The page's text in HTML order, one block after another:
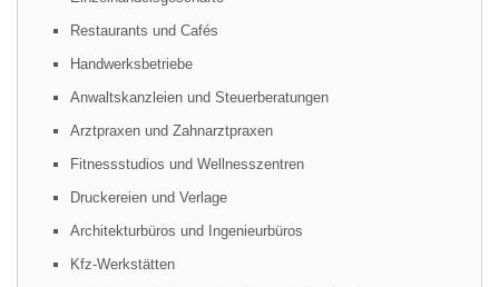
Restaurants und Cafés
Handwerksbetriebe
Anwaltskanzleien und Steuerberatungen
Arztpraxen und Zahnarztpraxen
Fitnessstudios und Wellnesszentren
Druckereien und Verlage
Architekturbüros und Ingenieurbüros
Kfz-Werkstätten